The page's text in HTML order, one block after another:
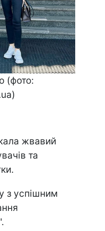
(фото:
жвавий
та
з успішним